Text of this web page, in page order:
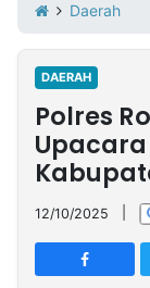
Iklan
Berita
Kami
Nasional
International
Olahraga
Entertainment
Daerah
Pariwisata
Kuliner
Kolom
Network
PT
TREETAN
Daerah
DAERAH
Polres
12/10/2025